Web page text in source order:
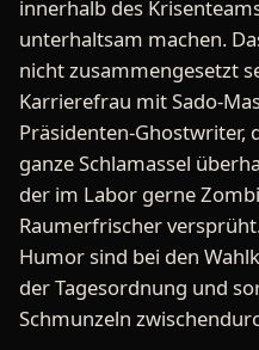
innerhalb des
unterhaltsam machen.
nicht zusammengesetzt
Karrierefrau mit Sado-
Präsidenten-Ghostwriter,
ganze Schlamassel
der im Labor gerne
Raumerfrischer
Humor sind bei den
der Tagesordnung und
Schmunzeln